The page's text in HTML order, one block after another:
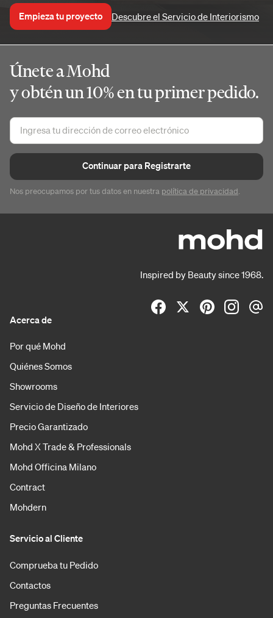
Empieza tu proyecto Descubre el Servicio de Interiorismo
Únete a Mohd
y obtén un 10% en tu primer pedido.
Continuar para Registrarte
Nos preocupamos por tus datos en nuestra política de privacidad.
Inspired by Beauty since 1968.
Acerca de
Por qué Mohd
Quiénes Somos
Showrooms
Servicio de Diseño de Interiores
Precio Garantizado
Mohd X Trade & Professionals
Mohd Officina Milano
Contract
Mohdern
Servicio al Cliente
Comprueba tu Pedido
Contactos
Preguntas Frecuentes